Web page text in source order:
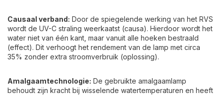
Causaal verband: Door de spiegelende werking van het RVS
wordt de UV-C straling weerkaatst (causa). Hierdoor wordt het
water niet van één kant, maar vanuit alle hoeken bestraald
(effect). Dit verhoogt het rendement van de lamp met circa
35% zonder extra stroomverbruik (oplossing).
Amalgaamtechnologie: De gebruikte amalgaamlamp
behoudt zijn kracht bij wisselende watertemperaturen en heeft